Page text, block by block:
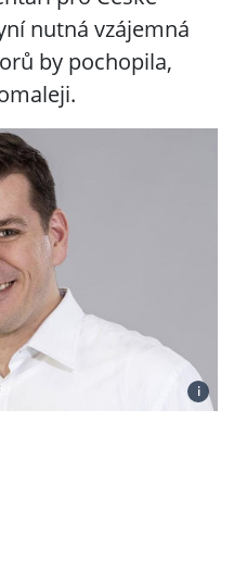
nutná vzájemná
by pochopila,
i